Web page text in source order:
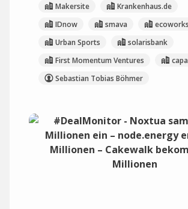
Makersite
Krankenhaus.de
IDnow
smava
ecoworks
Urban Sports
solarisbank
First Momentum Ventures
Sebastian Tobias Böhmer